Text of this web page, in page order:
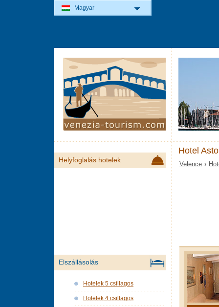
Hotel
Velence ›
Helyfoglalás hotelek
Elszállásolás
Hotelek 5 csillagos
Hotelek 4 csillagos
Magyar